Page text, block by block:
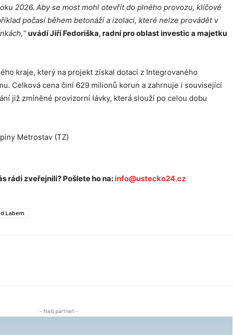
2026. Aby se most mohl otevřít do plného provozu, klíčové
počasí během betonáží a izolací, které nelze provádět v
uvádí Jiří Fedoriška, radní pro oblast investic a majetku
kraje, který na projekt získal dotaci z Integrovaného
Celková cena činí 629 milionů korun a zahrnuje i související
již zmíněné provizorní lávky, která slouží po celou dobu
Metrostav (TZ)
rádi zveřejnili? Pošlete ho na: info@ustecko24.cz
Labem
- Naši partneři -